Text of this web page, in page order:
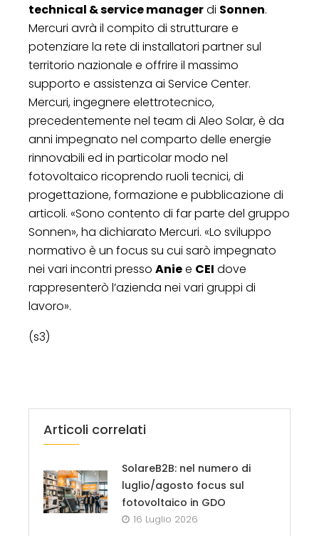
technical & service managerdi Sonnen.
Mercuri avrà il compito di strutturare e
potenziare la rete di installatori partner sul
territorio nazionale e offrire il massimo
supporto e assistenza ai Service Center.
Mercuri, ingegnere elettrotecnico,
precedentemente nel team di Aleo Solar, è da
anni impegnato nel comparto delle energie
rinnovabili ed in particolar modo nel
fotovoltaico ricoprendo ruoli tecnici, di
progettazione, formazione e pubblicazione di
articoli. «Sono contento di far parte del gruppo
Sonnen», ha dichiarato Mercuri. «Lo sviluppo
normativo è un focus su cui sarò impegnato
nei vari incontri presso Aniee CEI dove
rappresenterò l’azienda nei vari gruppi di
lavoro».
(s3)
Articoli correlati
SolareB2B: nel numero di
luglio/agosto focus sul
fotovoltaico in GDO
16 Luglio 2026